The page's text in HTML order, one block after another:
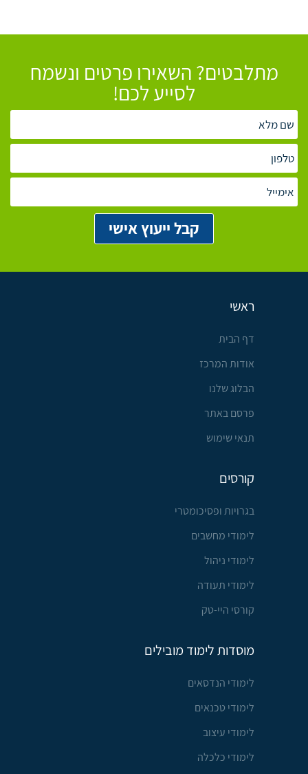
מתלבטים? השאירו פרטים ונשמח
לסייע לכם!
ראשי
דף הבית
אודות המרכז
הבלוג שלנו
פרסם באתר
תנאי שימוש
קורסים
בגרויות ופסיכומטרי
לימודי מחשבים
לימודי ניהול
לימודי תעודה
קורסי היי-טק
מוסדות לימוד מובילים
לימודי הנדסאים
לימודי טכנאים
לימודי עיצוב
לימודי כלכלה